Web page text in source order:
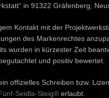
in 91322 Gräfenberg,
Kontakt mit der
des Markenrechtes
wurden in kürzester Zeit
und positiv bewertet.
offizielles Schreiben bzw.
Seidla-Steig® erlaubt.